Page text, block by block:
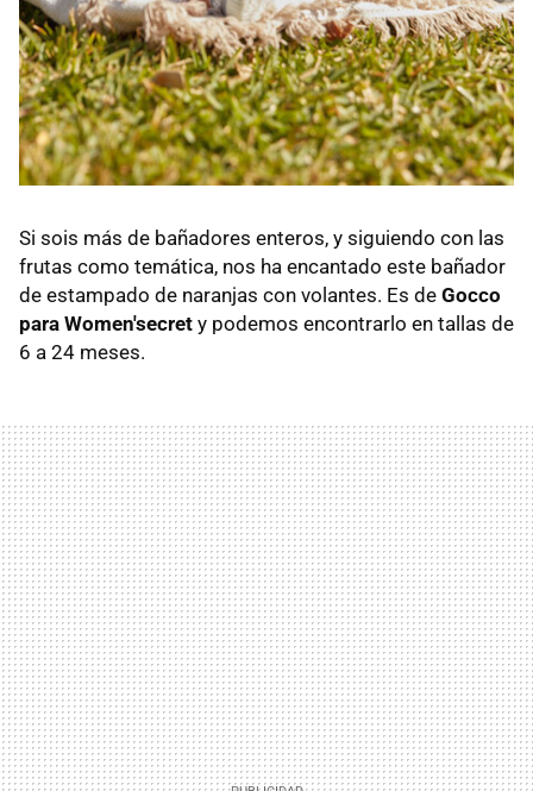
Si sois más de bañadores enteros, y siguiendo con las
frutas como temática, nos ha encantado este bañador
de estampado de naranjas con volantes. Es de Gocco
para Women'secret y podemos encontrarlo en tallas de
6 a 24 meses.